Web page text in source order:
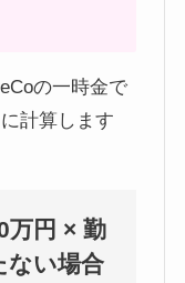
の一時金で
計算します
万円 × 勤
ない場合